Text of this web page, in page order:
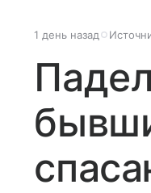
1 день назад